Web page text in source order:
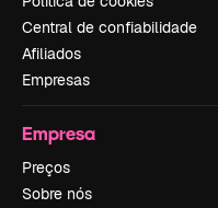
Central de confiabilidade
Afiliados
Empresas
Empresa
Preços
Sobre nós